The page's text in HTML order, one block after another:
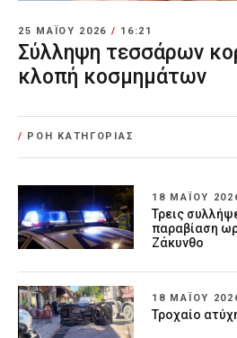
25 ΜΑΪ́ΟΥ 2026 / 16:21
Σύλληψη τεσσάρων
κλοπή κοσμημάτων
/ ΡΟΗ ΚΑΤΗΓΟΡΙΑΣ
18 ΜΑΪ́ΟΥ
Τρεις
παραβίαση
Ζάκυνθο
18 ΜΑΪ́ΟΥ
Τροχαίο